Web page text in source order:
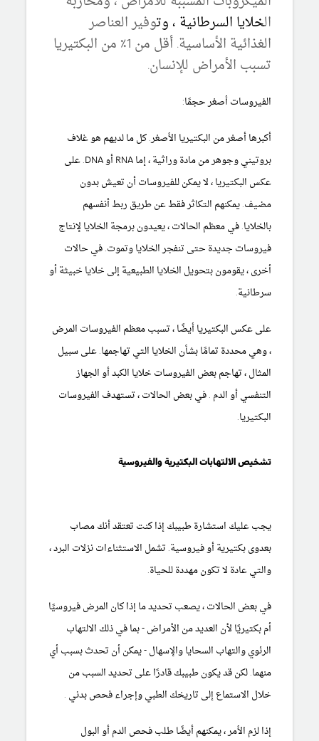
الخلايا السرطانية ، وتوفير العناصر
الغذائية الأساسية.
أقل من 1٪ من البكتيريا
تسبب الأمراض للإنسان.
الفيروسات أصغر حجمًا:
أكبرها أصغر من البكتيريا الأصغر. كل ما لديهم هو غلاف
بروتيني وجوهر من مادة وراثية ، إما RNA أو DNA. على
عكس البكتيريا ، لا يمكن للفيروسات أن تعيش بدون
مضيف. يمكنهم التكاثر فقط عن طريق ربط أنفسهم
بالخلايا. في معظم الحالات ، يعيدون برمجة الخلايا لإنتاج
فيروسات جديدة حتى تنفجر الخلايا وتموت. في حالات
أخرى ، يقومون بتحويل الخلايا الطبيعية إلى خلايا خبيثة أو
سرطانية.
على عكس البكتيريا أيضًا ، تسبب معظم الفيروسات المرض
، وهي محددة تمامًا بشأن الخلايا التي تهاجمها. على سبيل
المثال ، تهاجم بعض الفيروسات خلايا الكبدأوالجهاز
التنفسيأوالدم . في بعض الحالات ، تستهدف الفيروسات
البكتيريا.
تشخيص الالتهابات البكتيرية والفيروسية
يجب عليك استشارة طبيبك إذا كنت تعتقد أنك مصاب
بعدوى بكتيرية أو فيروسية. تشمل الاستثناءات نزلات البرد ،
والتي عادة لا تكون مهددة للحياة.
في بعض الحالات ، يصعب تحديد ما إذا كان المرض فيروسيًا
أم بكتيريًا لأن العديد من الأمراض - بما في ذلك الالتهاب
الرئويوالتهاب السحاياوالإسهال - يمكن أن تحدثبسبب أي
منهما. لكن قد يكون طبيبك قادرًا على تحديد السبب من
خلال الاستماع إلى تاريخك الطبي وإجراء فحصبدني .
إذا لزم الأمر ، يمكنهم أيضًا طلب فحص الدمأو البول